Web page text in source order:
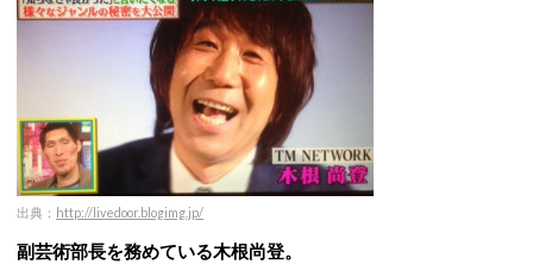
出典： http://livedoor.blogimg.jp/
副芸術部長を務めている木根尚登。